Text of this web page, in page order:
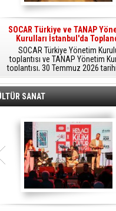
SOCAR Türkiye ve TANAP
Kurulları İstanbul'da
SOCAR Türkiye Yönetim
toplantısı ve TANAP Yönetim
toplantısı, 30 Temmuz 2026
İstanbul’da gerçekleştirildi.
SANAT